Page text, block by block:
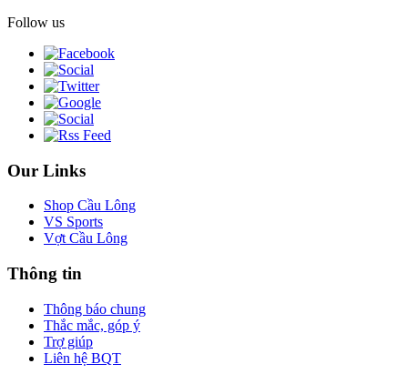
Follow us
Our Links
Shop Cầu Lông
VS Sports
Vợt Cầu Lông
Thông tin
Thông báo chung
Thắc mắc, góp ý
Trợ giúp
Liên hệ BQT